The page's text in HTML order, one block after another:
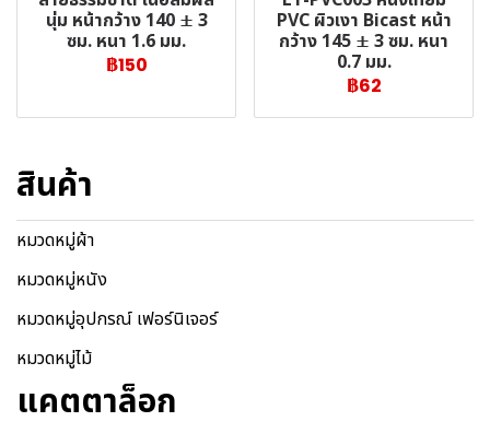
นุ่ม หน้ากว้าง 140 ± 3
ซม. หนา 1.6 มม.
฿150
PVC ผิวเงา Bicast หน้า
กว้าง 145 ± 3 ซม. หนา
0.7 มม.
฿62
สินค้า
หมวดหมู่ผ้า
หมวดหมู่หนัง
หมวดหมู่อุปกรณ์ เฟอร์นิเจอร์
หมวดหมู่ไม้
แคตตาล็อก